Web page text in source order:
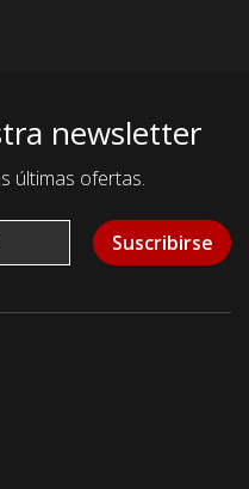
newsletter
últimas ofertas.
Suscribirse